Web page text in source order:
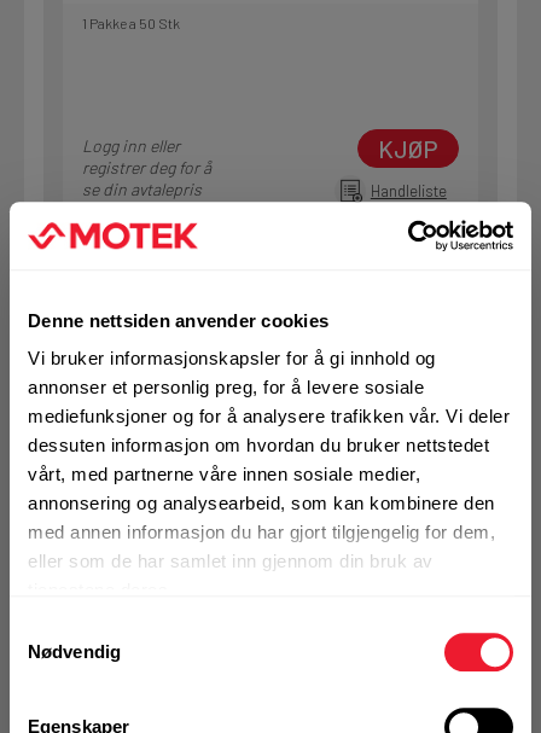
Denne nettsiden anvender cookies
Vi bruker informasjonskapsler for å gi innhold og
annonser et personlig preg, for å levere sosiale
mediefunksjoner og for å analysere trafikken vår. Vi deler
dessuten informasjon om hvordan du bruker nettstedet
vårt, med partnerne våre innen sosiale medier,
annonsering og analysearbeid, som kan kombinere den
med annen informasjon du har gjort tilgjengelig for dem,
eller som de har samlet inn gjennom din bruk av
Nødvendig
Egenskaper
1 Pakke a 50 Stk
Logg inn eller
registrer deg for å
se din avtalepris
KJØP
Handleliste
Bolt sekskant 10x 80 VF DIN931
På nettlager
Klikk & Hent i Motek Bergen - Åsane
1 Pakke a 50 Stk
Logg inn eller
KJØP